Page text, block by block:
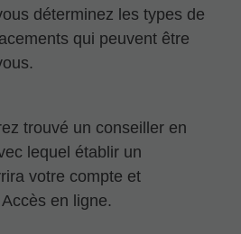
déterminez les types de
qui peuvent être
trouvé un conseiller en
lequel établir un
votre compte et
en ligne.